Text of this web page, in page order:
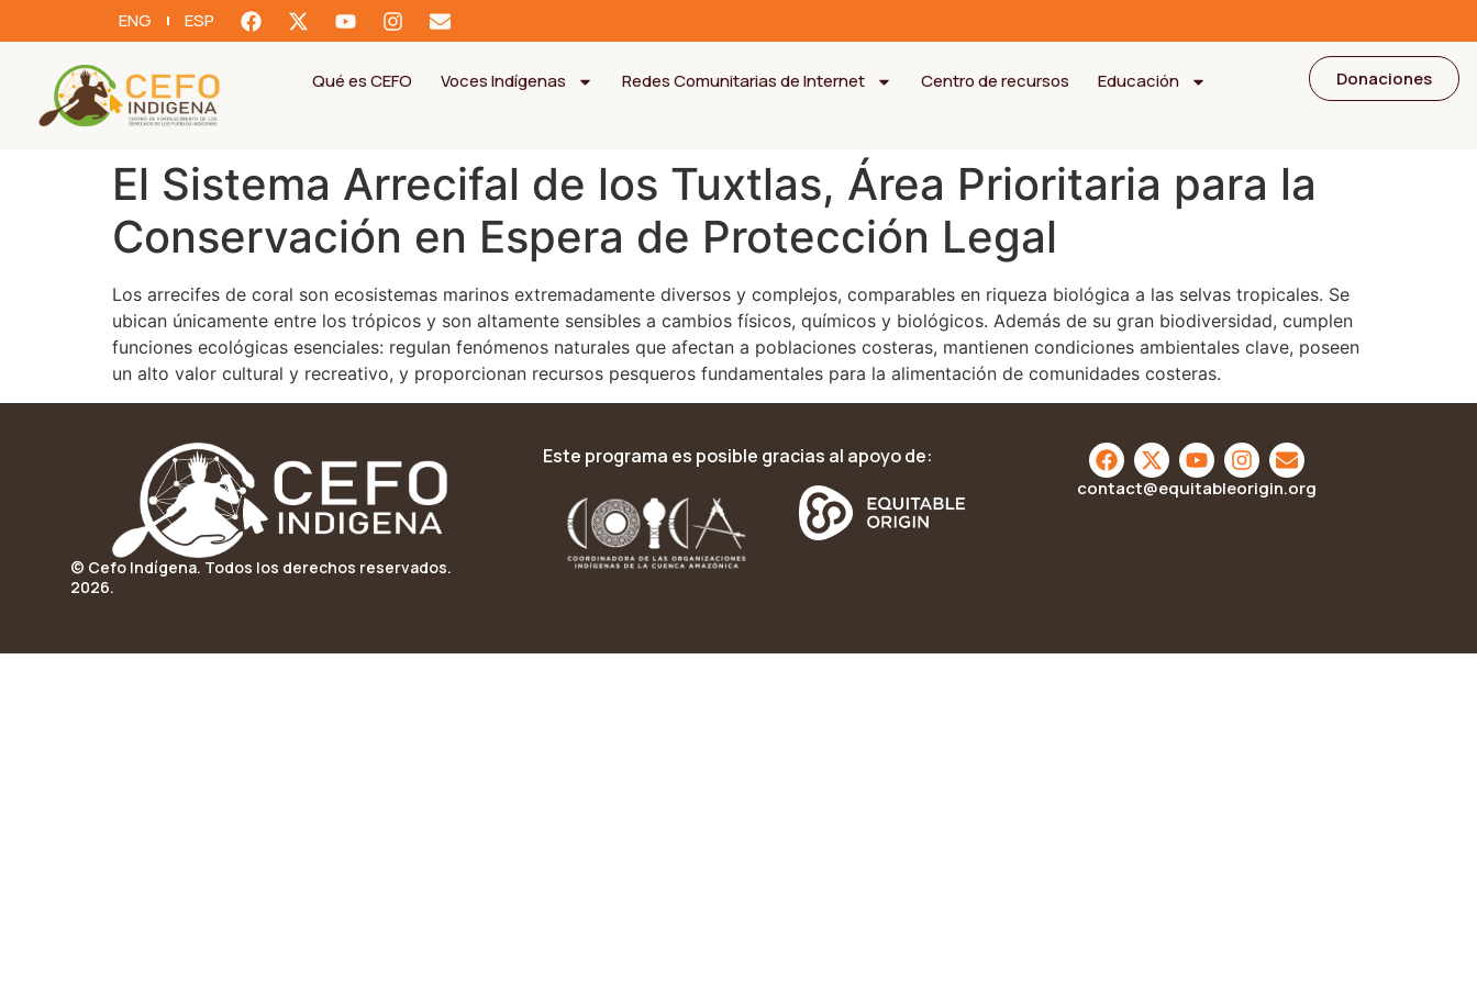
ENG ESP
Qué es CEFO Voces Indígenas Redes Comunitarias de Internet Centro de recursos Educación Donaciones
El Sistema Arrecifal de los Tuxtlas, Área Prioritaria para la
Conservación en Espera de Protección Legal
Los arrecifes de coral son ecosistemas marinos extremadamente diversos y complejos, comparables en riqueza biológica a las selvas tropicales. Se
ubican únicamente entre los trópicos y son altamente sensibles a cambios físicos, químicos y biológicos. Además de su gran biodiversidad, cumplen
funciones ecológicas esenciales: regulan fenómenos naturales que afectan a poblaciones costeras, mantienen condiciones ambientales clave, poseen
un alto valor cultural y recreativo, y proporcionan recursos pesqueros fundamentales para la alimentación de comunidades costeras.
© Cefo Indígena. Todos los derechos reservados.
2026.
Este programa es posible gracias al apoyo de:
contact@equitableorigin.org